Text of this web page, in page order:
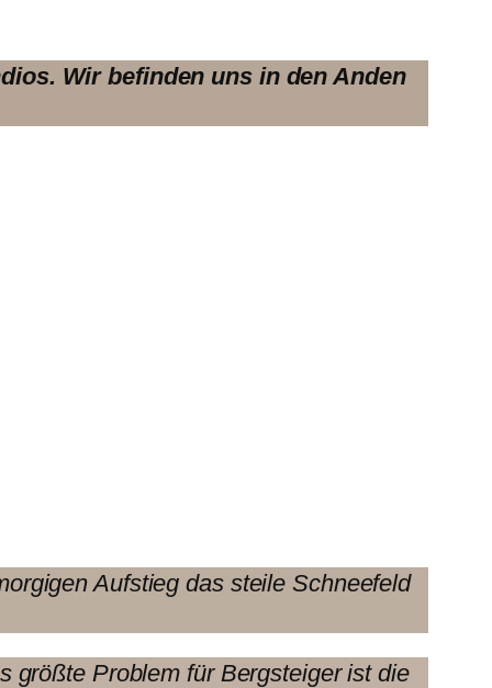
Wir befinden uns in den Anden
Aufstieg das steile Schneefeld
größte Problem für Bergsteiger ist die